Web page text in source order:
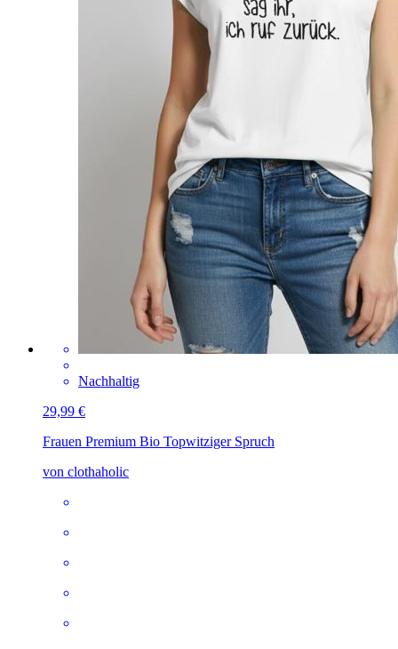
Nachhaltig
29,99 €
Frauen Premium Bio Topwitziger Spruch
von clothaholic